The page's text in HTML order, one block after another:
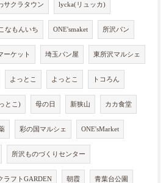
サクラタウン lycka(リュッカ)
こなもんいち ONE'smaket 所沢パン
ーケット 埼玉パン屋 東所沢マルシェ
よっとこ よっとこ トコろん
とこ) 母の日 新狭山 カカ食堂
彩の国マルシェ ONE'sMarket
所沢ものづくりセンター
ラフトGARDEN 朝霞 青葉台公園